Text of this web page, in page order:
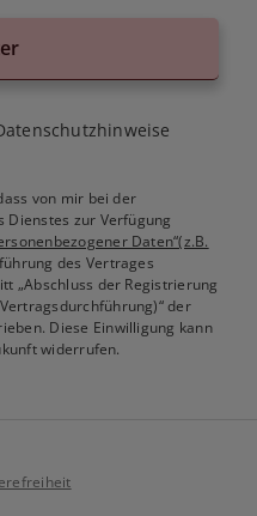
von mir bei der
Dienstes zur Verfügung
Daten“(z.B.
des Vertrages
„Abschluss der Registrierung
der
Diese Einwilligung kann
widerrufen.